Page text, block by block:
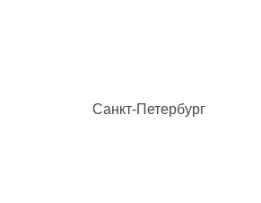
Санкт-Петербург